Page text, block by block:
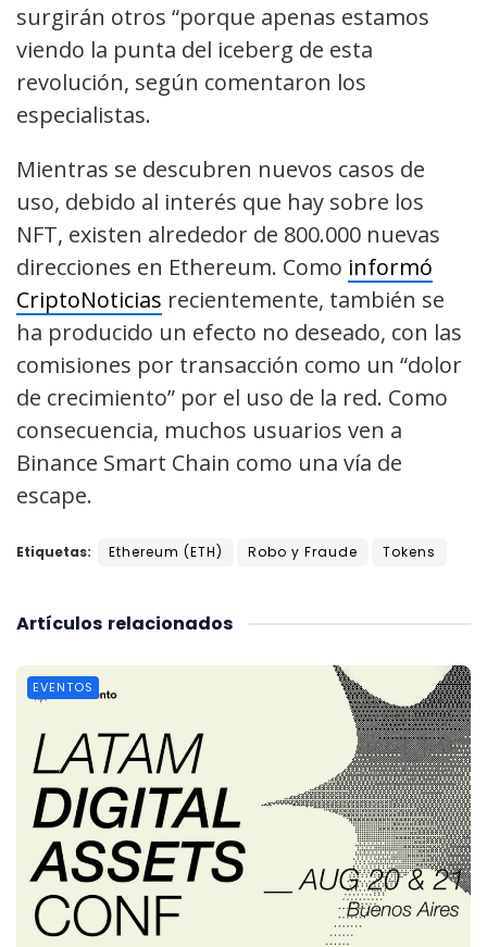
surgirán otros “porque apenas estamos
viendo la punta del iceberg de esta
revolución, según comentaron los
especialistas.
Mientras se descubren nuevos casos de
uso, debido al interés que hay sobre los
NFT, existen alrededor de 800.000 nuevas
direcciones en Ethereum. Como informó
CriptoNoticias recientemente, también se
ha producido un efecto no deseado, con las
comisiones por transacción como un “dolor
de crecimiento” por el uso de la red. Como
consecuencia, muchos usuarios ven a
Binance Smart Chain como una vía de
escape.
Etiquetas: Ethereum (ETH) Robo y Fraude Tokens
relacionados
Artículos
EVENTOS